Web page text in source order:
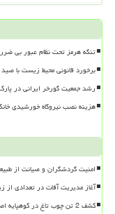
تنگه هرمز تحت نظام عبور بی
برخورد قانونی محیط زیست با
رشد جمعیت گورخر ایرانی در پارک ملی کویر
هزینه نصب نیروگاه خورشیدی
امنیت گردشگران و صیانت از
آغاز مدیریت آفات در تعدادی از
کشف 2 تن چوب تاغ در کوهپایه اصفهان طی 24 ساعت اخیر 8 نفر دستگیر شدند